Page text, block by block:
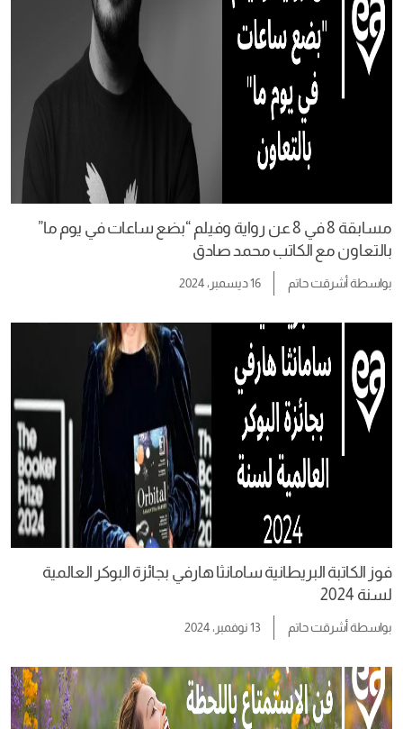
مسابقة 8 في 8 عن رواية وفيلم “بضع ساعات في يوم ما”
بالتعاون مع الكاتب محمد صادق
بواسطةأشرقت حاتم 16 ديسمبر، 2024
فوز الكاتبة البريطانية سامانثا هارفي بجائزة البوكر العالمية
لسنة 2024
بواسطةأشرقت حاتم 13 نوفمبر، 2024